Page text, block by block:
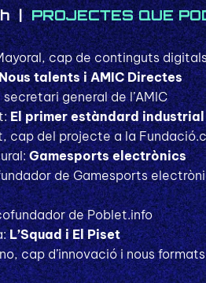
h |PROJECTES QUE
cap de continguts
talents i AMIC Directes
general de l’AMIC
El primer estàndard
cap del projecte a la
Gamesports electrònics
de Gamesports
de Poblet.info
L’Squad i El Piset
cap d’innovació i nous